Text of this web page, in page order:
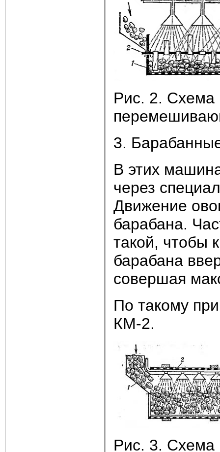
Рис. 2.
3.
В этих
через
Движение
барабана.
такой, чтобы
барабана
совершая
По такому
КМ-2.
Рис. 3. Схема